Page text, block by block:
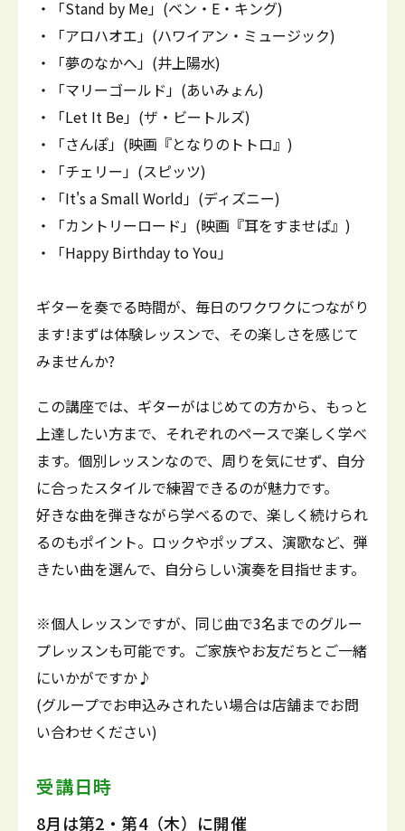
・「Stand by Me」(ベン・E・キング)
・「アロハオエ」(ハワイアン・ミュージック)
・「夢のなかへ」(井上陽水)
・「マリーゴールド」(あいみょん)
・「Let It Be」(ザ・ビートルズ)
・「さんぽ」(映画『となりのトトロ』)
・「チェリー」(スピッツ)
・「It's a Small World」(ディズニー)
・「カントリーロード」(映画『耳をすませば』)
・「Happy Birthday to You」
ギターを奏でる時間が、毎日のワクワクにつながり
ます!まずは体験レッスンで、その楽しさを感じて
みませんか?
この講座では、ギターがはじめての方から、もっと
上達したい方まで、それぞれのペースで楽しく学べ
ます。個別レッスンなので、周りを気にせず、自分
に合ったスタイルで練習できるのが魅力です。
好きな曲を弾きながら学べるので、楽しく続けられ
るのもポイント。ロックやポップス、演歌など、弾
きたい曲を選んで、自分らしい演奏を目指せます。
※個人レッスンですが、同じ曲で3名までのグルー
プレッスンも可能です。ご家族やお友だちとご一緒
にいかがですか♪
(グループでお申込みされたい場合は店舗までお問
い合わせください)
受講日時
8月は第2・第4（木）に開催